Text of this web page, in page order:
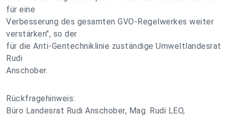
für eine
Verbesserung des gesamten GVO-Regelwerkes weiter
verstärken", so der
für die Anti-Gentechniklinie zuständige Umweltlandesrat
Rudi
Anschober.
Rückfragehinweis:
Büro Landesrat Rudi Anschober, Mag. Rudi LEO,